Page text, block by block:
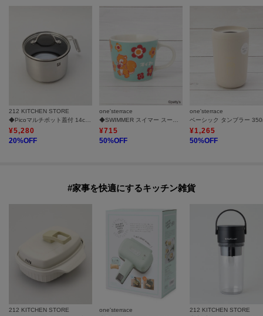
212 KITCHEN STORE
◆Picoマルチポット蓋付 14cm ＜ZWILLING ツヴィリング＞
¥5,280
20%OFF
one'sterrace
◆SWIMMER スイマー スープマグ 295ml
¥715
50%OFF
one'sterrace
ベーシック タンブラー
¥1,265
50%OFF
#家事を快適にするキッチン雑貨
212 KITCHEN STORE
one'sterrace
212 KITCHEN STORE